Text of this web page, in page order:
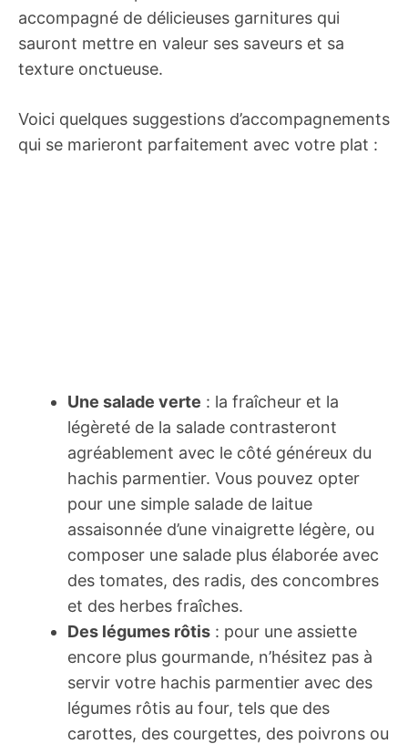
accompagné de délicieuses garnitures qui
sauront mettre en valeur ses saveurs et sa
texture onctueuse.
Voici quelques suggestions d’accompagnements
qui se marieront parfaitement avec votre plat :
Une salade verte : la fraîcheur et la
légèreté de la salade contrasteront
agréablement avec le côté généreux du
hachis parmentier. Vous pouvez opter
pour une simple salade de laitue
assaisonnée d’une vinaigrette légère, ou
composer une salade plus élaborée avec
des tomates, des radis, des concombres
et des herbes fraîches.
Des légumes rôtis : pour une assiette
encore plus gourmande, n’hésitez pas à
servir votre hachis parmentier avec des
légumes rôtis au four, tels que des
carottes, des courgettes, des poivrons ou